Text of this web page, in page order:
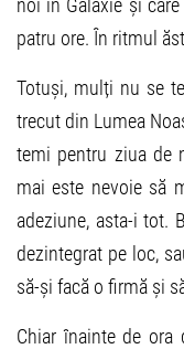
noi în Galaxie și
patru ore. În ritmul
Totuși, mulți nu se
trecut din Lumea
temi pentru ziua de
mai este nevoie să
adeziune, asta-i tot.
dezintegrat pe loc,
să-și facă o firmă și
Chiar înainte de ora